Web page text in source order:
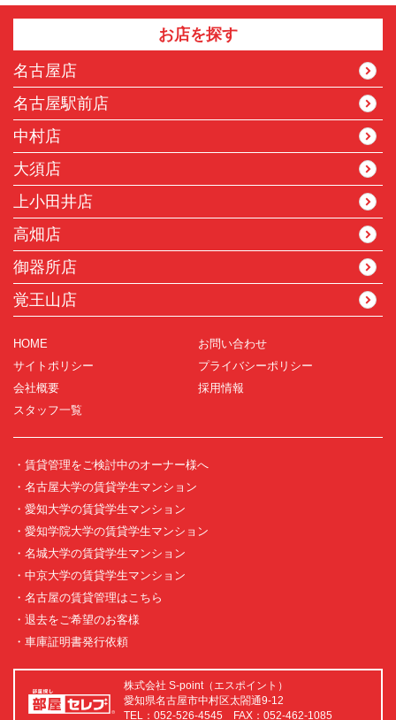
お店を探す
名古屋店
名古屋駅前店
中村店
大須店
上小田井店
高畑店
御器所店
覚王山店
HOME
お問い合わせ
サイトポリシー
プライバシーポリシー
会社概要
採用情報
スタッフ一覧
・賃貸管理をご検討中のオーナー様へ
・名古屋大学の賃貸学生マンション
・愛知大学の賃貸学生マンション
・愛知学院大学の賃貸学生マンション
・名城大学の賃貸学生マンション
・中京大学の賃貸学生マンション
・名古屋の賃貸管理はこちら
・退去をご希望のお客様
・車庫証明書発行依頼
株式会社 S-point（エスポイント）
愛知県名古屋市中村区太閤通9-12
TEL：052-526-4545 FAX：052-462-1085